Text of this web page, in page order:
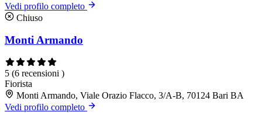
Vedi profilo completo
Chiuso
Monti Armando
5 (6 recensioni )
Fiorista
Monti Armando, Viale Orazio Flacco, 3/A-B, 70124 Bari BA
Vedi profilo completo